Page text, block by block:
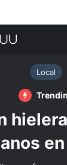
Local